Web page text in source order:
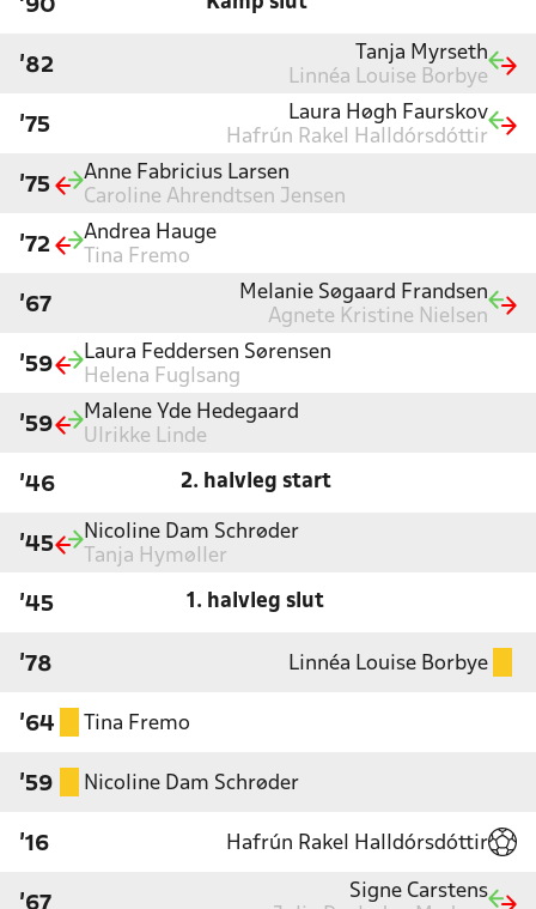
'90
'82
Tanja Myrseth
Linnéa Louise Borbye
'75
Laura Høgh Faurskov
Hafrún Rakel Halldórsdóttir
'75
Anne Fabricius Larsen
Caroline Ahrendtsen Jensen
'72
Andrea Hauge
Tina Fremo
'67
Melanie Søgaard Frandsen
Agnete Kristine Nielsen
'59
Laura Feddersen Sørensen
Helena Fuglsang
'59
Malene Yde Hedegaard
Ulrikke Linde
'46 2. halvleg start
'45
Nicoline Dam Schrøder
Tanja Hymøller
'45 1. halvleg slut
'78 Linnéa Louise Borbye
'64 Tina Fremo
'59 Nicoline Dam Schrøder
'16 Hafrún Rakel Halldórsdóttir
'67
Signe Carstens